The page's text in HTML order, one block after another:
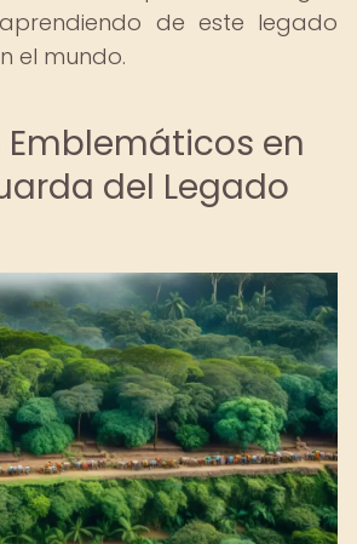
de este legado
el mundo.
Emblemáticos en
del Legado